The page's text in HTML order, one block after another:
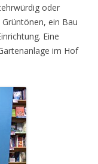
oder
ein Bau
Eine
im Hof